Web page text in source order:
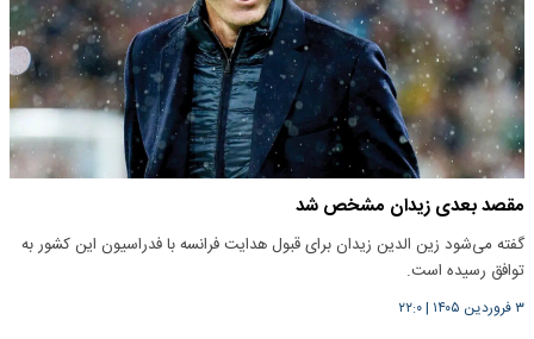
مقصد بعدی زیدان مشخص شد
گفته می‌شود زین الدین زیدان برای قبول هدایت فرانسه با فدراسیون این کشور به
توافق رسیده است.
۳ فروردین ۱۴۰۵ |۲۲:۰